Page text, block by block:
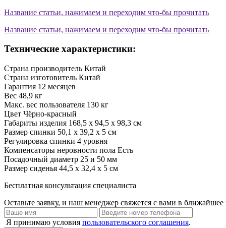
Название статьи, нажимаем и переходим что-бы прочитать
Название статьи, нажимаем и переходим что-бы прочитать
Технические характеристики:
Страна производитель Китай
Страна изготовитель Китай
Гарантия 12 месяцев
Вес 48,9 кг
Макс. вес пользователя 130 кг
Цвет Чёрно-красный
Габариты изделия 168,5 х 94,5 х 98,3 см
Размер спинки 50,1 х 39,2 х 5 см
Регулировка спинки 4 уровня
Компенсаторы неровности пола Есть
Посадочный диаметр 25 и 50 мм
Размер сиденья 44,5 х 32,4 х 5 см
Бесплатная консультация специалиста
Оставьте заявку, и наш менеджер свяжется с вами в ближайшее
Я принимаю условия пользовательского соглашения.